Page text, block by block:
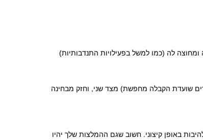
ומחוצה לה (כמו למשל בפעילויות התנדבותיות)
שועדת הקבלה מחפשת) מצד שני, וחזק מבחינה
באופן קיצוני. חשוב שגם ההמלצות שלך יהיו